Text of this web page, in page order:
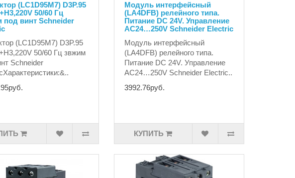
(LC1D95M7) D3P.95
50/60 Гц
под винт Schneider
(LC1D95M7) D3P.95
50/60 Гц звжим
Schneider
Модуль интерфейсный
(LA4DFB) релейного типа.
Питание DC 24V. Управление
AC24…250V Schneider Electric
Модуль интерфейсный
(LA4DFB) релейного типа.
Питание DC 24V. Управление
AC24…250V Schneider Electric..
3992.76руб.
КУПИТЬ